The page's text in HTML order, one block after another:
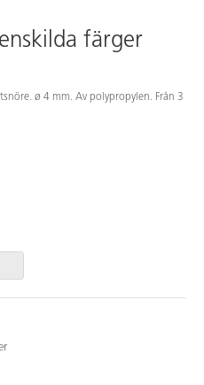
färger
ø 4 mm. Av polypropylen. Från 3